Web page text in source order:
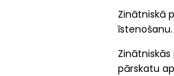
Zinātniskā
īstenošanu.
pārskatu